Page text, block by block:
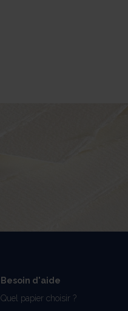
Besoin d'aide
Quel papier choisir ?